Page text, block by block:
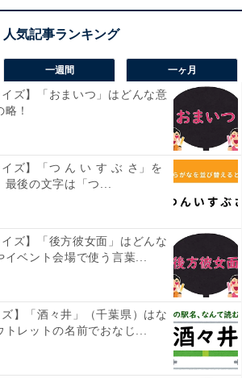
一週間 一ヶ月
イズ】「おまいつ」はどんな意
！
イズ】「つ ん い す ぶ さ」を
後の文字は「つ...
イズ】「後方彼女面」はどんな
ベント会場で使う言葉...
ズ】「酒々井」（千葉県）はな
トレットの名前でおなじ...